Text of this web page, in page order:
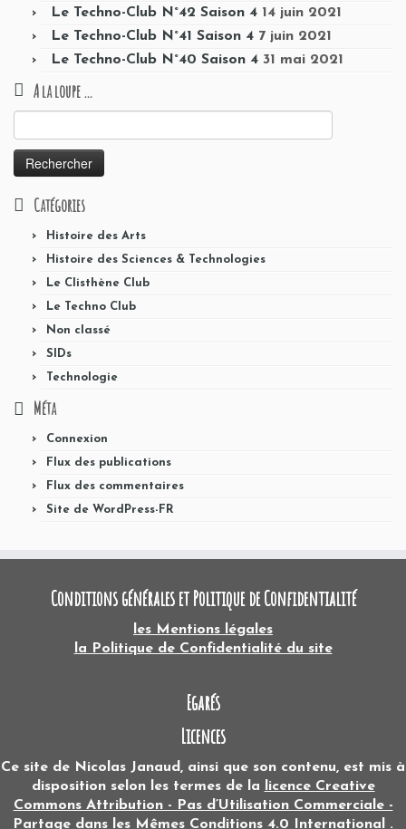
Le Techno-Club N°42 Saison 4 14 juin 2021
Le Techno-Club N°41 Saison 4 7 juin 2021
Le Techno-Club N°40 Saison 4 31 mai 2021
A la loupe …
Catégories
Histoire des Arts
Histoire des Sciences & Technologies
Le Clisthène Club
Le Techno Club
Non classé
SIDs
Technologie
Méta
Connexion
Flux des publications
Flux des commentaires
Site de WordPress-FR
Conditions générales et Politique de Confidentialité
les Mentions légales
la Politique de Confidentialité du site
Egarés
Licences
Ce site de Nicolas Janaud , ainsi que son contenu, est mis à
disposition selon les termes de la
licence Creative
Commons Attribution - Pas d’Utilisation Commerciale -
Partage dans les Mêmes Conditions 4.0 International .